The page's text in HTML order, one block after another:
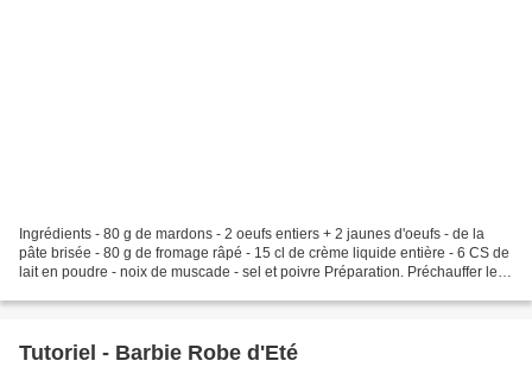
Ingrédients - 80 g de mardons - 2 oeufs entiers + 2 jaunes d'oeufs - de la
pâte brisée - 80 g de fromage râpé - 15 cl de crème liquide entière - 6 CS de
lait en poudre - noix de muscade - sel et poivre Préparation. Préchauffer le
Tutoriel - Barbie Robe d'Eté